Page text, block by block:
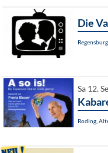
Die
Sa 12.
Roding,